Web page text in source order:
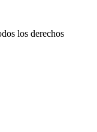
los derechos